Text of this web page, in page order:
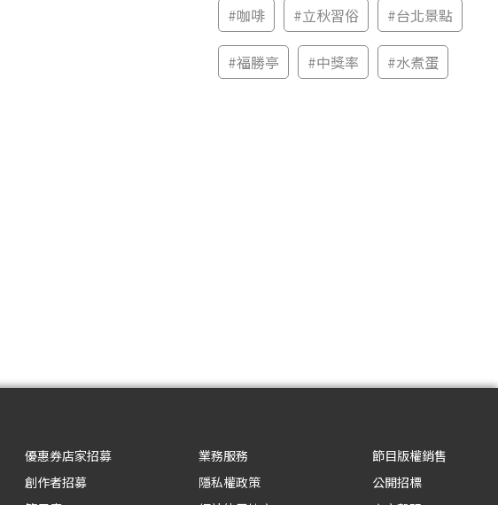
#咖啡 #立秋習俗 #台北景點
#福勝亭 #中獎率 #水煮蛋
優惠券店家招募
創作者招募
業務服務
隱私權政策
節目版權銷售
公開招標